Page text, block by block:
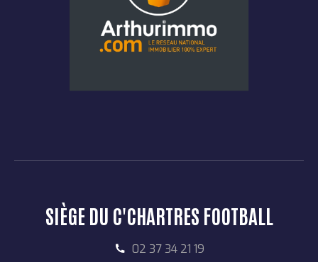
SIÈGE DU C'CHARTRES FOOTBALL
02 37 34 21 19